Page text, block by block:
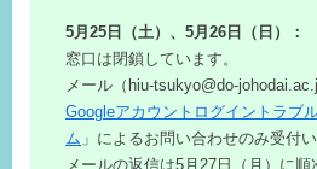
5月25日（土）、5月26日（日）
：
窓口は閉鎖しています。
メール（hiu-tsukyo@do-
Googleアカウントログイントラブ
ム 」によるお問い合わせのみ受付い
メールの返信は5月27日（月）に順